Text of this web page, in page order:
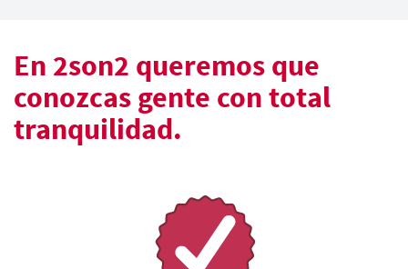
En 2son2 queremos que
conozcas gente con total
tranquilidad.